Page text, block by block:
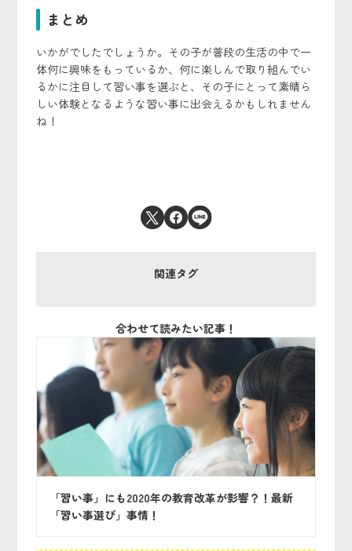
まとめ
いかがでしたでしょうか。その子が普段の生活の中で一
体何に興味をもっているか、何に楽しんで取り組んでい
るかに注目して習い事を選ぶと、その子にとって素晴ら
しい体験となるような習い事に出会えるかもしれません
ね！
関連タグ
合わせて読みたい記事！
「習い事」にも2020年の教育改革が影響？！最新
「習い事選び」事情！